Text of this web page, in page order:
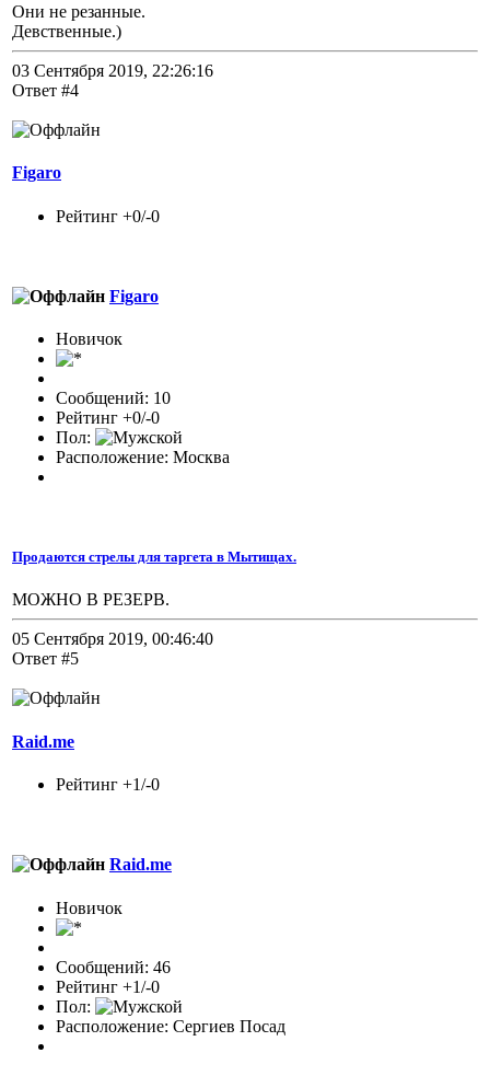
Они не резанные.
Девственные.)
03 Сентября 2019, 22:26:16
Ответ #4
Figaro
Рейтинг +0/-0
Figaro
Новичок
Сообщений: 10
Рейтинг +0/-0
Пол:
Расположение: Москва
Продаются стрелы для таргета в Мытищах.
МОЖНО В РЕЗЕРВ.
05 Сентября 2019, 00:46:40
Ответ #5
Raid.me
Рейтинг +1/-0
Raid.me
Новичок
Сообщений: 46
Рейтинг +1/-0
Пол:
Расположение: Сергиев Посад